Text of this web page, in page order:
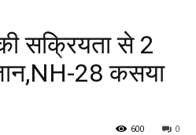
सक्रियता से 2
28 कसया
0
600